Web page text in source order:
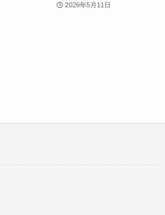
2026年5月11日